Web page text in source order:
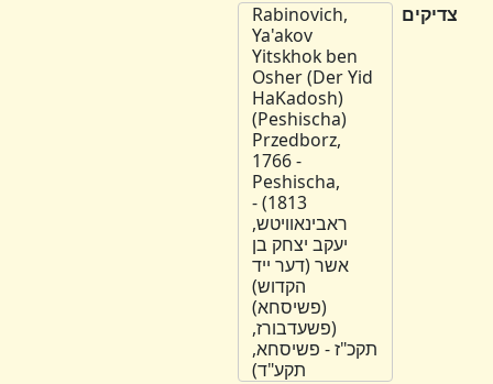
צדיקים
Rabinovich,
Ya'akov
Yitskhok ben
Osher (Der Yid
HaKadosh)
(Peshischa)
Przedborz,
1766 -
Peshischa,
1813) -
ראבינאוויטש,
יעקב יצחק בן
אשר (דער ייד
הקדוש)
(פשיסחא)
(פשעדבורז,
תקכ"ז - פשיסחא,
תקע"ד)